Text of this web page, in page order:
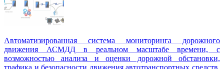
Автоматизированная система мониторинга дорожного
движения АСМДД в реальном масштабе времени, с
возможностью анализа и оценки дорожной обстановки,
трафика и безопасности движения автотранспортных средств,